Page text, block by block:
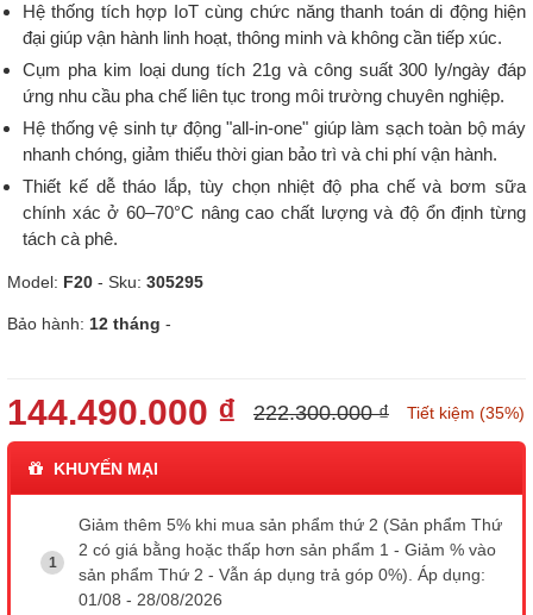
Hệ thống tích hợp IoT cùng chức năng thanh toán di động hiện
đại giúp vận hành linh hoạt, thông minh và không cần tiếp xúc.
Cụm pha kim loại dung tích 21g và công suất 300 ly/ngày đáp
ứng nhu cầu pha chế liên tục trong môi trường chuyên nghiệp.
Hệ thống vệ sinh tự động "all-in-one" giúp làm sạch toàn bộ máy
nhanh chóng, giảm thiểu thời gian bảo trì và chi phí vận hành.
Thiết kế dễ tháo lắp, tùy chọn nhiệt độ pha chế và bơm sữa
chính xác ở 60–70°C nâng cao chất lượng và độ ổn định từng
tách cà phê.
Model: F20 - Sku: 305295
Bảo hành: 12 tháng -
144.490.000 ₫ 222.300.000 ₫ Tiết kiệm (35%)
KHUYẾN MẠI
Giảm thêm 5% khi mua sản phẩm thứ 2 (Sản phẩm Thứ
2 có giá bằng hoặc thấp hơn sản phẩm 1 - Giảm % vào
sản phẩm Thứ 2 - Vẫn áp dụng trả góp 0%). Áp dụng:
01/08 - 28/08/2026